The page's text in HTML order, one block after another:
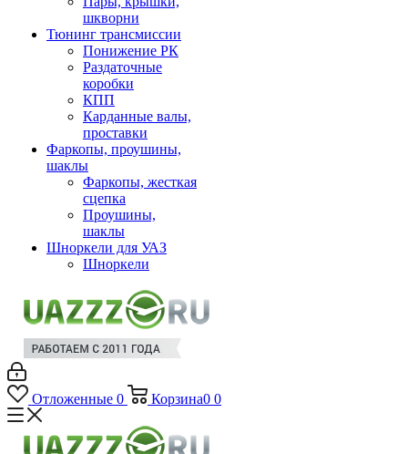
шкворни
Тюнинг трансмиссии
Понижение РК
Раздаточные
коробки
КПП
Карданные валы,
проставки
Фаркопы, проушины,
шаклы
Фаркопы, жесткая
сцепка
Проушины,
шаклы
Шноркели для УАЗ
Шноркели
Отложенные 0 Корзина0 0